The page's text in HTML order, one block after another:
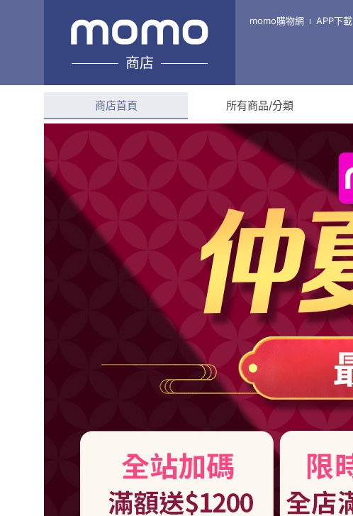
商店
momo購物網 APP下載
戀鳳爪-人氣滷味-
綜合評分
商店首頁 所有商品/分類